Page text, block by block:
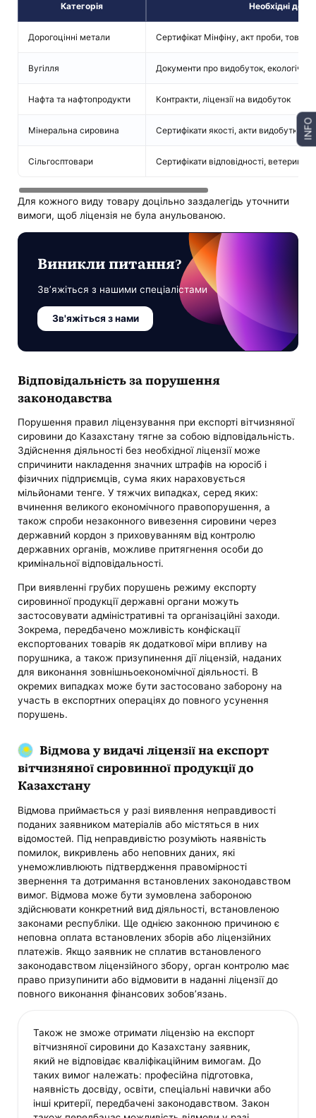
Категорія Необхідні
Дорогоцінні метали Сертифікат Мінфіну, акт проби,
Вугілля Документи про видобуток, екологічні
Нафта та нафтопродукти Контракти, ліцензії на видобуток
Мінеральна сировина Сертифікати якості, акти видобутку
Сільгосптовари Сертифікати відповідності,
Для кожного виду товару доцільно заздалегідь уточнити
вимоги, щоб ліцензія не була анульованою.
Виникли питання?
Зв’яжіться з нашими спеціалістами
Зв'яжіться з нами
Відповідальність за порушення
законодавства
Порушення правил ліцензування при експорті вітчизняної
сировини до Казахстану тягне за собою відповідальність.
Здійснення діяльності без необхідної ліцензії може
спричинити накладення значних штрафів на юросіб і
фізичних підприємців, сума яких нараховується
мільйонами тенге. У тяжчих випадках, серед яких:
вчинення великого економічного правопорушення, а
також спроби незаконного вивезення сировини через
державний кордон з приховуванням від контролю
державних органів, можливе притягнення особи до
кримінальної відповідальності.
При виявленні грубих порушень режиму експорту
сировинної продукції державні органи можуть
застосовувати адміністративні та організаційні заходи.
Зокрема, передбачено можливість конфіскації
експортованих товарів як додаткової міри впливу на
порушника, а також призупинення дії ліцензій, наданих
для виконання зовнішньоекономічної діяльності. В
окремих випадках може бути застосовано заборону на
участь в експортних операціях до повного усунення
порушень.
Відмова у видачі ліцензії на експорт
вітчизняної сировинної продукції до
Казахстану
Відмова приймається у разі виявлення неправдивості
поданих заявником матеріалів або містяться в них
відомостей. Під неправдивістю розуміють наявність
помилок, викривлень або неповних даних, які
унеможливлюють підтвердження правомірності
звернення та дотримання встановлених законодавством
вимог. Відмова може бути зумовлена забороною
здійснювати конкретний вид діяльності, встановленою
законами республіки. Ще однією законною причиною є
неповна оплата встановлених зборів або ліцензійних
платежів. Якщо заявник не сплатив встановленого
законодавством ліцензійного збору, орган контролю має
право призупинити або відмовити в наданні ліцензії до
повного виконання фінансових зобов’язань.
Також не зможе отримати ліцензію на експорт
вітчизняної сировини до Казахстану заявник,
який не відповідає кваліфікаційним вимогам. До
таких вимог належать: професійна підготовка,
наявність досвіду, освіти, спеціальні навички або
інші критерії, передбачені законодавством. Закон
INFO